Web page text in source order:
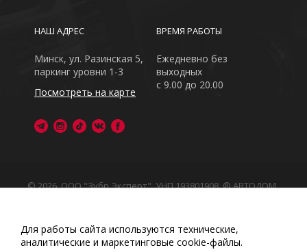
ВРЕМЯ РАБОТЫ
Ежедневно без
выходных
с 9.00 до 20.00
НАШ АДРЕС
Минск, ул. Разинская 5,
паркинг уровни 1-3
Посмотреть на карте
© 2026, ООО "Зубр Эксперт", УНП 193801908. ® АВТОДОМ
Обращаем Ваше внимание на то, что данный интернет-
сайт носит исключительно информационный характер
Любое использование либо копирование материалов
Для работы сайта используются технические,
аналитические и маркетинговые сооkіе-файлы.